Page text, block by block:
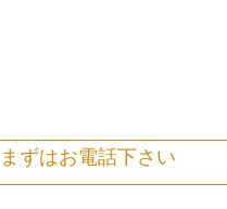
まずはお電話下さい